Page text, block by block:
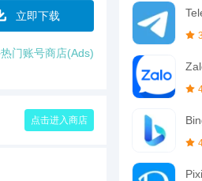
立即下载
门账号商店(Ads)
点击进入商店